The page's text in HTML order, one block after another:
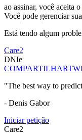
ao assinar, você aceita o
Você pode gerenciar
Está tendo algum
Care2
DNIe
COMPARTILHAR
"The best way to
- Denis Gabor
Iniciar petição
Care2